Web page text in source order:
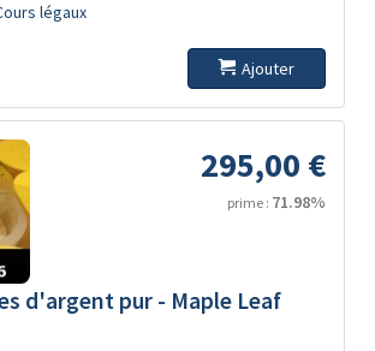
légaux
Ajouter
295,00 €
prime : 71.98%
d'argent pur - Maple Leaf